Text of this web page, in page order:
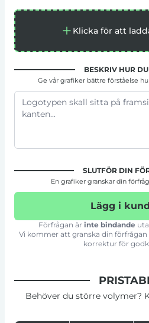
Klicka för att
BESKRIV HUR
Ge vår grafiker bättre förståelse
SLUTFÖR DIN
En grafiker granskar din
Lägg i
Förfrågan är inte bindande
Vi kommer att granska din
korrektur för
Behöver du större volymer?